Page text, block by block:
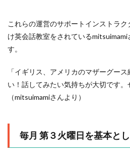
これらの運営のサポートインストラ
け英会話教室をされている
す。
「イギリス、アメリカのマザーグー
い！話してみたい気持ちが大切です。
（mitsuimamiさんより）
毎月 第３火曜日を基本と